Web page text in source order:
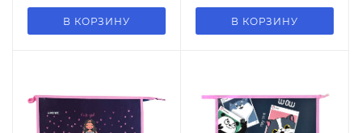
В КОРЗИНУ В КОРЗИНУ